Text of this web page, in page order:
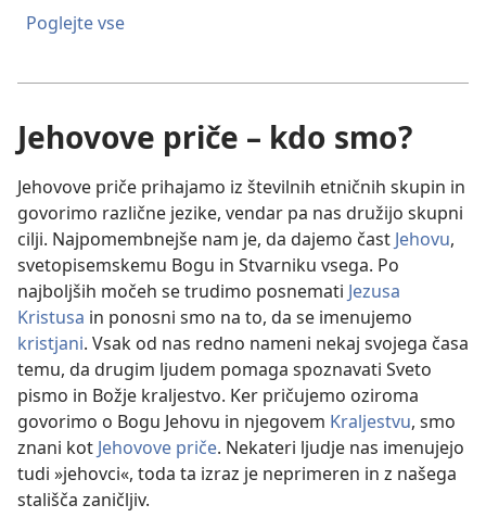
Poglejte vse
Jehovove priče – kdo smo?
Jehovove priče prihajamo iz številnih etničnih skupin in
govorimo različne jezike, vendar pa nas družijo skupni
cilji. Najpomembnejše nam je, da dajemo čast Jehovu,
svetopisemskemu Bogu in Stvarniku vsega. Po
najboljših močeh se trudimo posnemati Jezusa
Kristusa in ponosni smo na to, da se imenujemo
kristjani. Vsak od nas redno nameni nekaj svojega časa
temu, da drugim ljudem pomaga spoznavati Sveto
pismo in Božje kraljestvo. Ker pričujemo oziroma
govorimo o Bogu Jehovu in njegovem Kraljestvu, smo
znani kot Jehovove priče. Nekateri ljudje nas imenujejo
tudi »jehovci«, toda ta izraz je neprimeren in z našega
stališča zaničljiv.